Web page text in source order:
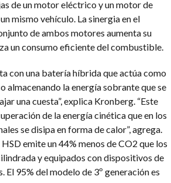
de un motor eléctrico y un motor de
mismo vehículo. La sinergia en el
de ambos motores aumenta su
un consumo eficiente del combustible.
con una batería híbrida que actúa como
almacenando la energía sobrante que se
una cuesta”, explica Kronberg. “Este
de la energía cinética que en los
se disipa en forma de calor”, agrega.
emite un 44% menos de CO2 que los
y equipados con dispositivos de
El 95% del modelo de 3º generación es